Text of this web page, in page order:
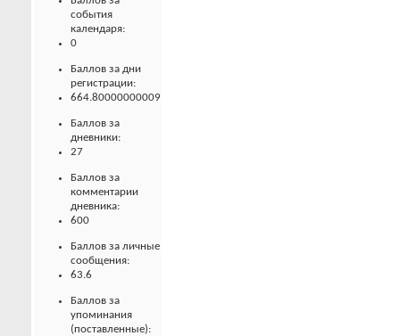
события
календаря:
0
Баллов за дни
регистрации:
664.80000000009
Баллов за
дневники:
27
Баллов за
комментарии
дневника:
600
Баллов за личные
сообщения:
63.6
Баллов за
упоминания
(поставленные):